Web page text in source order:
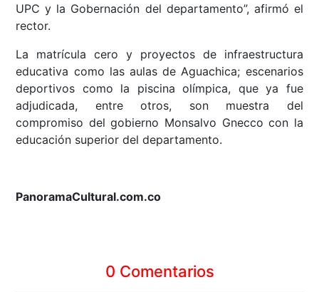
UPC y la Gobernación del departamento”, afirmó el
rector.
La matrícula cero y proyectos de infraestructura
educativa como las aulas de Aguachica; escenarios
deportivos como la piscina olímpica, que ya fue
adjudicada, entre otros, son muestra del
compromiso del gobierno Monsalvo Gnecco con la
educación superior del departamento.
PanoramaCultural.com.co
0 Comentarios